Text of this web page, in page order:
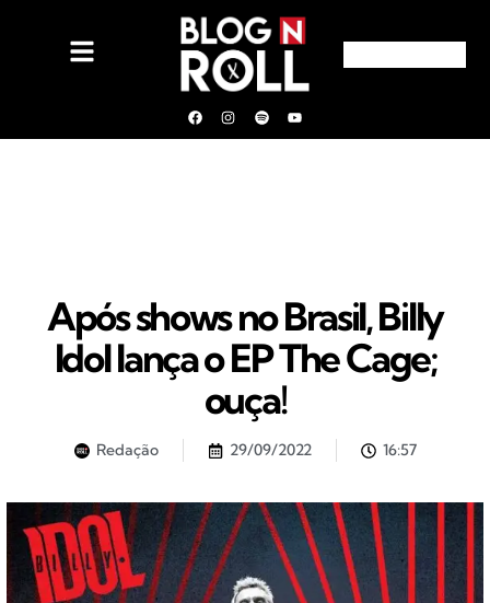
Após shows no Brasil, Billy
Idol lança o EP The Cage;
ouça!
Redação 29/09/2022 16:57